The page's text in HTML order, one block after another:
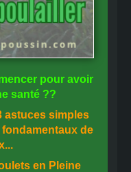
pour avoir
santé ??
astuces simples
de
en Pleine